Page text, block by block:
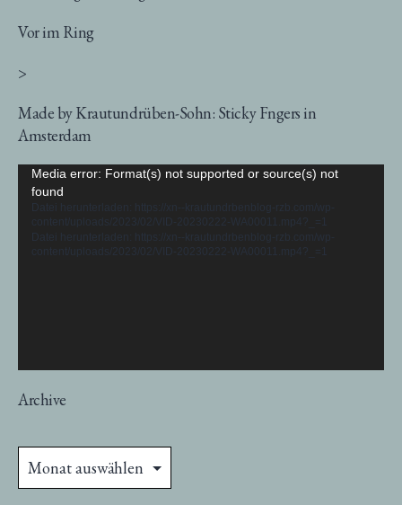
Vor im Ring
>
Made by Krautundrüben-Sohn: Sticky Fngers in
Amsterdam
Video-
Player
Media error: Format(s) not supported or source(s) not
found
Datei herunterladen: https://xn--krautundrbenblog-rzb.com/wp-
content/uploads/2023/02/VID-20230222-WA00011.mp4?_=1
Datei herunterladen: https://xn--krautundrbenblog-rzb.com/wp-
content/uploads/2023/02/VID-20230222-WA00011.mp4?_=1
Archive